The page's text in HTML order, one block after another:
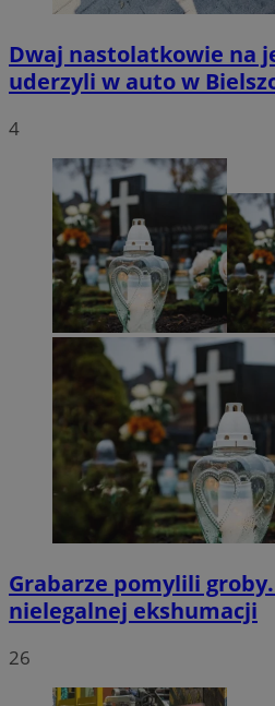
Dwaj nastolatkowie na
uderzyli w auto w
4
Grabarze pomylili groby.
nielegalnej ekshumacji
26